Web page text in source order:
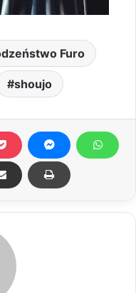
Furo
shoujo